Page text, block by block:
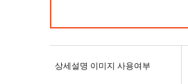
상세설명 이미지 사용여부